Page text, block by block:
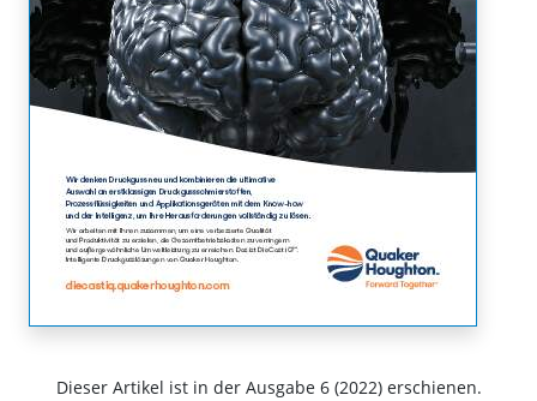
Dieser Artikel ist in der Ausgabe 6 (2022) erschienen.